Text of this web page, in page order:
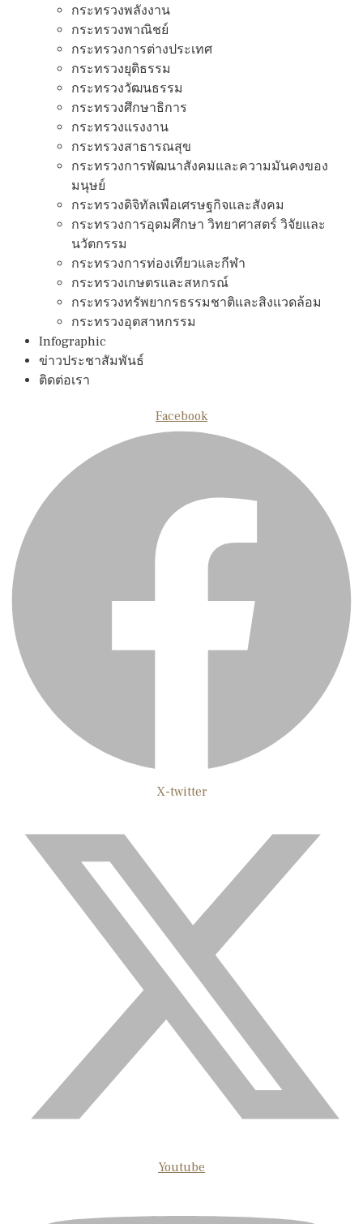
กระทรวงพลังงาน
กระทรวงพาณิชย์
กระทรวงการต่างประเทศ
กระทรวงยุติธรรม
กระทรวงวัฒนธรรม
กระทรวงศึกษาธิการ
กระทรวงแรงงาน
กระทรวงสาธารณสุข
กระทรวงการพัฒนาสังคมและความมันคงของ
มนุษย์
กระทรวงดิจิทัลเพือเศรษฐกิจและสังคม
กระทรวงการอุดมศึกษา วิทยาศาสตร์ วิจัยและ
นวัตกรรม
กระทรวงการท่องเทียวและกีฬา
กระทรวงเกษตรและสหกรณ์
กระทรวงทรัพยากรธรรมชาติและสิงแวดล้อม
กระทรวงอุตสาหกรรม
Infographic
ข่าวประชาสัมพันธ์
ติดต่อเรา
Facebook
X-twitter
Youtube